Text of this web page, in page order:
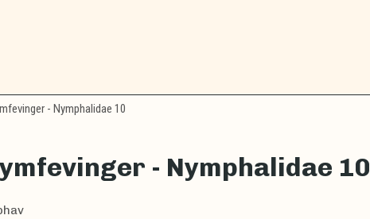
- Nymphalidae 10
- Nymphalidae 10